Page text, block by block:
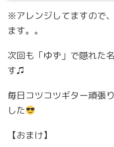
※アレンジしてますので
ます。。
次回も「ゆず」で隠れた
す♫
毎日コツコツギター頑張
した
【おまけ】